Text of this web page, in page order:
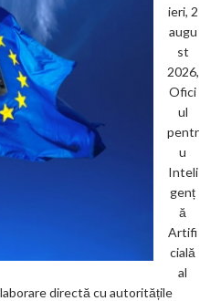
ieri, 2
augu
st
2026,
Ofici
ul
pentr
u
Inteli
genț
ă
Artifi
cială
al
directă cu autoritățile